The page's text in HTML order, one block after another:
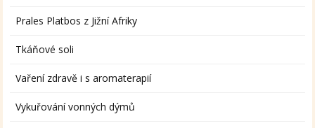
Prales Platbos z Jižní Afriky
Tkáňové soli
Vaření zdravě i s aromaterapií
Vykuřování vonných dýmů